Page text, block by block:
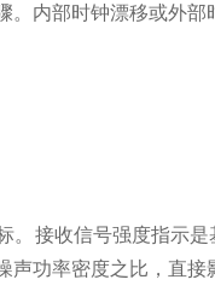
部时钟漂移或外部
接收信号强度指示是
声功率密度之比，直接